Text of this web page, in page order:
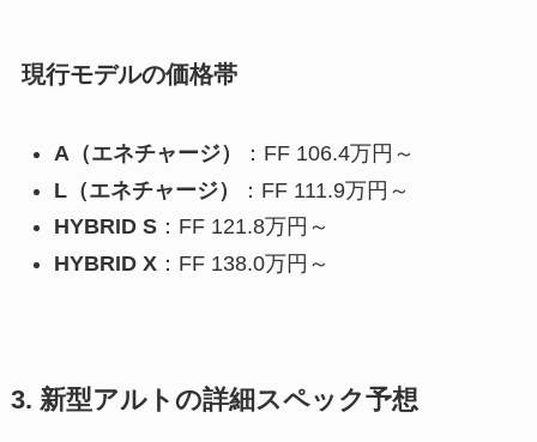
現行モデルの価格帯
A（エネチャージ）
：FF 106.4万円～
L（エネチャージ）
：FF 111.9万円～
HYBRID S：FF 121.8万円～
HYBRID X：FF 138.0万円～
3. 新型アルトの詳細スペック予想